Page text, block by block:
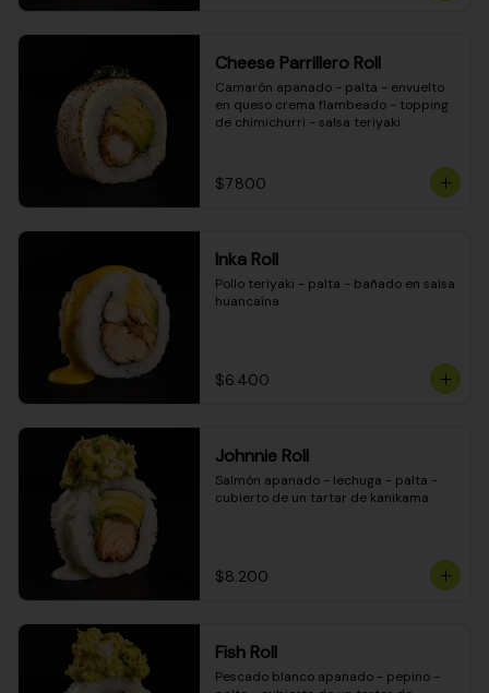
Cheese Parrillero Roll
Camarón apanado - palta - envuelto
en queso crema flambeado - topping
de chimichurri - salsa teriyaki
$7.800
Inka Roll
Pollo teriyaki - palta - bañado en salsa
huancaína
$6.400
Johnnie Roll
Salmón apanado - lechuga - palta -
cubierto de un tartar de kanikama
$8.200
Fish Roll
Pescado blanco apanado - pepino -